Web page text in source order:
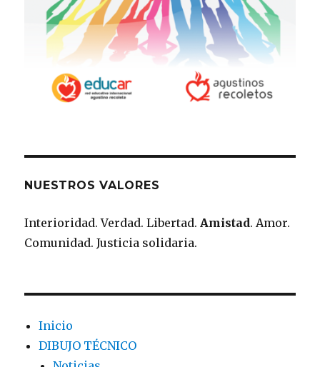
NUESTROS VALORES
Interioridad. Verdad. Libertad.Amistad. Amor.
Comunidad. Justicia solidaria.
Inicio
DIBUJO TÉCNICO